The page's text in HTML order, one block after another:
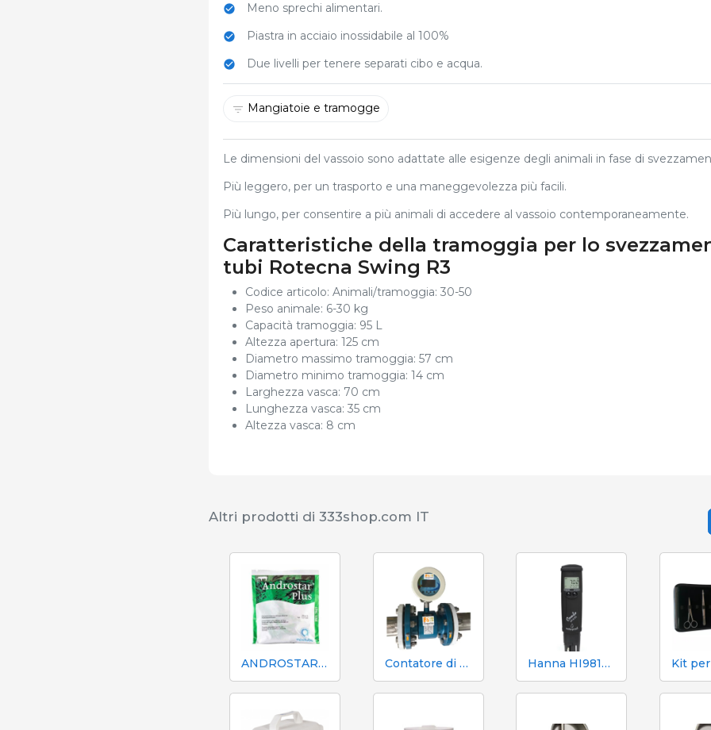
Meno sprechi alimentari.
Piastra in acciaio inossidabile al 100%
Due livelli per tenere separati cibo e acqua.
Mangiatoie e tramogge
Le dimensioni del vassoio sono adattate alle esigenze degli animali in fase di
Più leggero, per un trasporto e una maneggevolezza più facili.
Più lungo, per consentire a più animali di accedere al vassoio contemporaneamente.
Caratteristiche della tramoggia per lo
tubi Rotecna Swing R3
Codice articolo: Animali/tramoggia: 30-50
Peso animale: 6-30 kg
Capacità tramoggia: 95 L
Altezza apertura: 125 cm
Diametro massimo tramoggia: 57 cm
Diametro minimo tramoggia: 14 cm
Larghezza vasca: 70 cm
Lunghezza vasca: 35 cm
Altezza vasca: 8 cm
Altri prodotti di 333shop.com IT
ANDROSTAR PLUS 47 g / 100 L - Prolungatore di sperma a lunga durata Contatore di volume e azoto Mecaniques Segalés DN150 Hanna HI98130 pH, EC, TDS e tester di temperatura